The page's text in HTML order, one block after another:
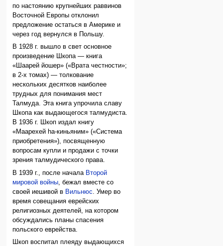
по настоянию крупнейших раввинов
Восточной Европы отклонил
предложение остаться в Америке и
через год вернулся в Польшу.
В 1928 г. вышло в свет основное
произведение Шкопа — книга
«Шаарей йошер» («Врата честности»;
в 2-х томах) — толкование
нескольких десятков наиболее
трудных для понимания мест
Талмуда. Эта книга упрочила славу
Шкопа как выдающегося талмудиста.
В 1936 г. Шкоп издал книгу
«Маарехей hа-киньяним» («Система
приобретения»), посвященную
вопросам купли и продажи с точки
зрения талмудического права.
В 1939 г., после начала Второй
мировой войны , бежал вместе со
своей иешивой в Вильнюс . Умер во
время совещания еврейских
религиозных деятелей, на котором
обсуждались планы спасения
польского еврейства.
Шкоп воспитал плеяду выдающихся